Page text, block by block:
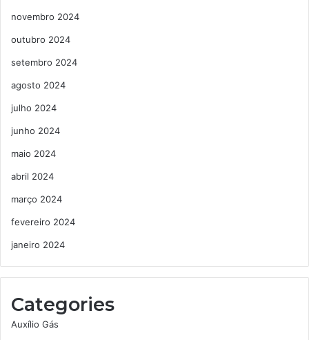
novembro 2024
outubro 2024
setembro 2024
agosto 2024
julho 2024
junho 2024
maio 2024
abril 2024
março 2024
fevereiro 2024
janeiro 2024
Categories
Auxílio Gás